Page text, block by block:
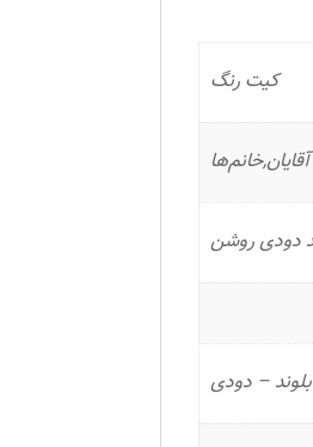
کیت رنگ
آقایان,خانم‌ها
دودی روشن
بلوند – دودی